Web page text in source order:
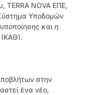
TERRA NOVA ΕΠΕ,
Υποδομών
και η
(ΚΑΘ).
στην
ένα νέο,